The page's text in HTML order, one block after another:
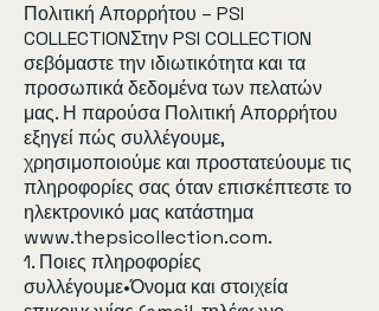
Πολιτική Απορρήτου – PSI
COLLECTIONΣτην PSI COLLECTION
σεβόμαστε την ιδιωτικότητα και τα
προσωπικά δεδομένα των πελατών
μας. Η παρούσα Πολιτική Απορρήτου
εξηγεί πώς συλλέγουμε,
χρησιμοποιούμε και προστατεύουμε τις
πληροφορίες σας όταν επισκέπτεστε το
ηλεκτρονικό μας κατάστημα
www.thepsicollection.com.
1. Ποιες πληροφορίες
συλλέγουμε•Όνομα και στοιχεία